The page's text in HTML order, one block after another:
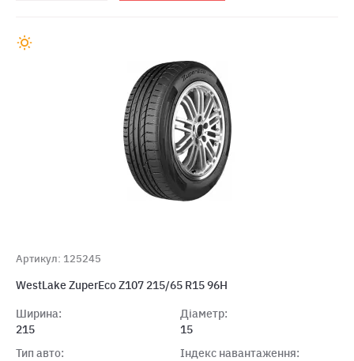
Артикул: 125245
WestLake ZuperEco Z107 215/65 R15 96H
Ширина:
215
Тип авто:
Діаметр:
15
Індекс навантаження: